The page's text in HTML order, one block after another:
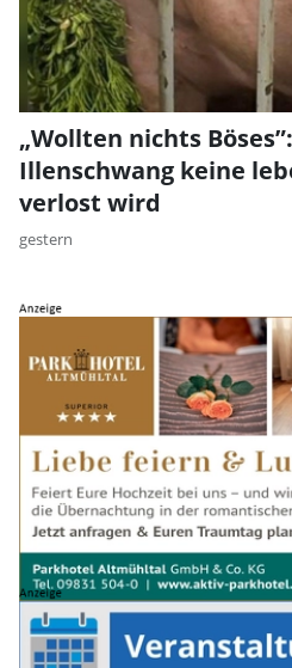
„Wollten nichts
Illenschwang keine
verlost wird
gestern